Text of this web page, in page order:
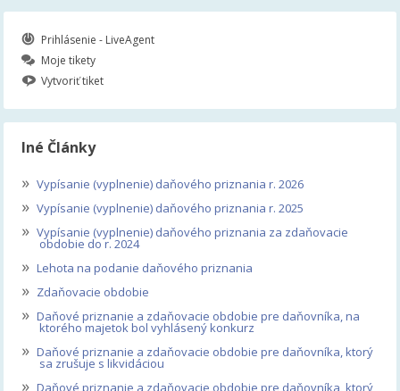
Prihlásenie - LiveAgent
Moje tikety
Vytvoriť tiket
Iné Články
» Vypísanie (vyplnenie) daňového priznania r. 2026
» Vypísanie (vyplnenie) daňového priznania r. 2025
» Vypísanie (vyplnenie) daňového priznania za zdaňovacie
obdobie do r. 2024
» Lehota na podanie daňového priznania
» Zdaňovacie obdobie
» Daňové priznanie a zdaňovacie obdobie pre daňovníka, na
ktorého majetok bol vyhlásený konkurz
» Daňové priznanie a zdaňovacie obdobie pre daňovníka, ktorý
sa zrušuje s likvidáciou
» Daňové priznanie a zdaňovacie obdobie pre daňovníka, ktorý